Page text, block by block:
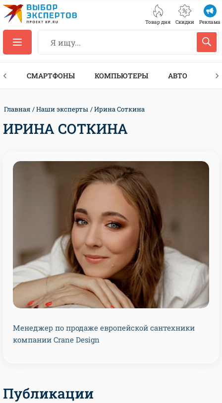
Товар дня Скидки Реклама
СМАРТФОНЫ КОМПЬЮТЕРЫ АВТО
Главная Наши эксперты Ирина Соткина
ИРИНА СОТКИНА
Менеджер по продаже европейской сантехники
компании Crane Design
Публикации